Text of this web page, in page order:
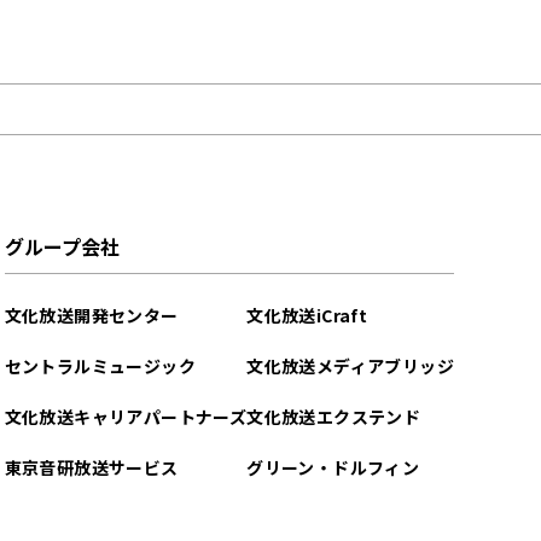
グループ会社
文化放送開発センター
セントラルミュージック
文化放送キャリアパートナーズ
東京音研放送サービス
文化放送iCraft
文化放送メディアブリッジ
文化放送エクステンド
グリーン・ドルフィン